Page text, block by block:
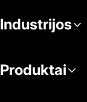
Industrijos
Produktai